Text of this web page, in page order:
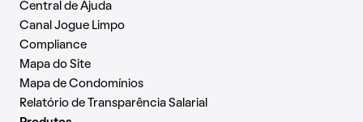
Central de Ajuda
Canal Jogue Limpo
Compliance
Mapa do Site
Mapa de Condomínios
Relatório de Transparência Salarial